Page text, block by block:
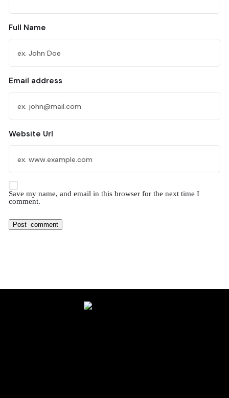
Full Name
Email address
Website Url
Save my name, and email in this browser for the next time I
comment.